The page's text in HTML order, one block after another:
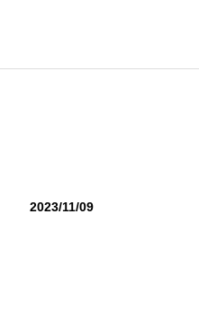
2023/11/09